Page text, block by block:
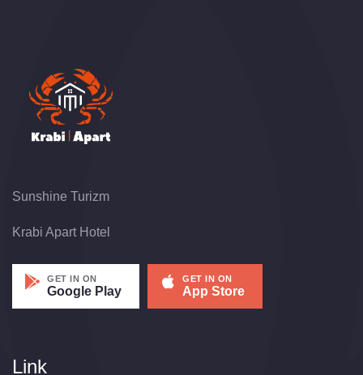
Sunshine Turizm
Krabi Apart Hotel
GET IN ON
Google Play
GET IN ON
App Store
Link